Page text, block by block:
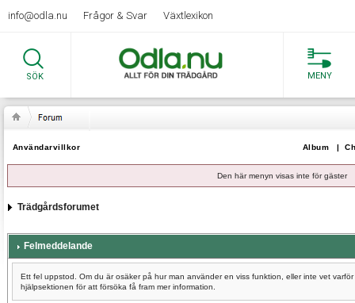
info@odla.nu Frågor & Svar Växtlexikon
SÖK MENY
Användarvillkor Album |
Den här menyn visas inte för gäster
Trädgårdsforumet
Felmeddelande
Ett fel uppstod. Om du är osäker på hur man använder en viss funktion, eller inte vet
hjälpsektionen för att försöka få fram mer information.